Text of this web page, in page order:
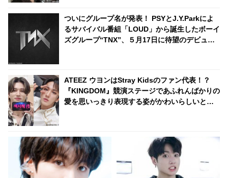
ついにグループ名が発表！ PSYとJ.Y.Parkによ
るサバイバル番組「LOUD」から誕生したボーイ
ズグループ“TNX”、５月17日に待望のデビュー
ATEEZ ウヨンはStray Kidsのファン代表！？
『KINGDOM』競演ステージであふれんばかりの
愛を思いっきり表現する姿がかわいらしいと話